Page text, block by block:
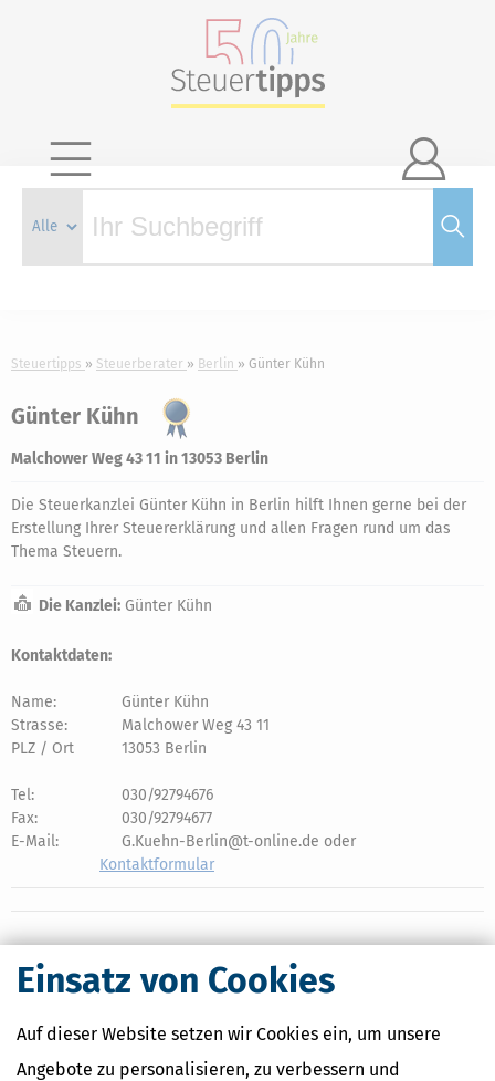
Einsatz von Cookies
Auf dieser Website setzen wir Cookies ein, um unsere
Angebote zu personalisieren, zu verbessern und

Steuertipps Steuerberater Berlin Günter Kühn
Günter Kühn
Malchower Weg 43 11 in 13053 Berlin
Die Steuerkanzlei Günter Kühn in Berlin hilft Ihnen gerne bei der
Erstellung Ihrer Steuererklärung und allen Fragen rund um das
Thema Steuern.
Die Kanzlei: Günter Kühn
Kontaktdaten:
Name:
Günter Kühn
Strasse:
Malchower Weg 43 11
PLZ / Ort
13053 Berlin
Tel:
030/92794676
Fax:
030/92794677
E-Mail:
G.Kuehn-Berlin@t-online.de oder
Kontaktformular